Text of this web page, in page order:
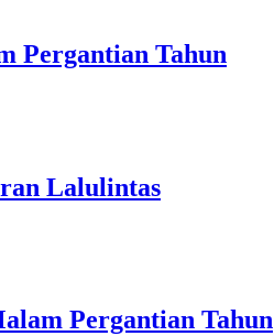
Pergantian Tahun
Lalulintas
Pergantian Tahun